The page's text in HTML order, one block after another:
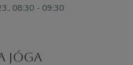
08:30 - 09:30
jóga